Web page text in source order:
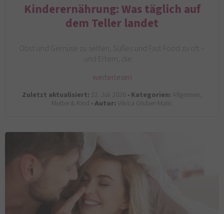
Kinderernährung: Was täglich auf
dem Teller landet
Obst und Gemüse zu selten, Süßes und Fast Food zu oft –
und Eltern, die…
weiterlesen
Zuletzt aktualisiert: 22. Juli 2026 •Kategorien: Allgemein,
Mutter & Kind •Autor:Vikica Gruber-Matic